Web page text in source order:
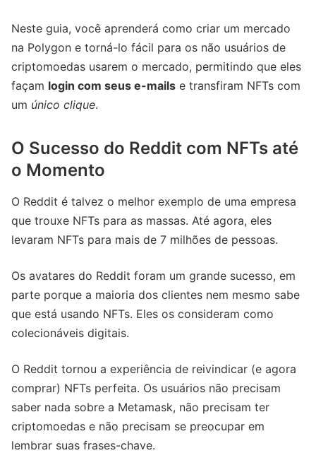
Neste guia, você aprenderá como criar um mercado
na Polygon e torná-lo fácil para os não usuários de
criptomoedas usarem o mercado, permitindo que eles
façam login com seus e-mails e transfiram NFTs com
um único clique.
O Sucesso do Reddit com NFTs até
o Momento
O Reddit é talvez o melhor exemplo de uma empresa
que trouxe NFTs para as massas. Até agora, eles
levaram NFTs para mais de 7 milhões de pessoas.
Os avatares do Reddit foram um grande sucesso, em
parte porque a maioria dos clientes nem mesmo sabe
que está usando NFTs. Eles os consideram como
colecionáveis digitais.
O Reddit tornou a experiência de reivindicar (e agora
comprar) NFTs perfeita. Os usuários não precisam
saber nada sobre a Metamask, não precisam ter
criptomoedas e não precisam se preocupar em
lembrar suas frases-chave.